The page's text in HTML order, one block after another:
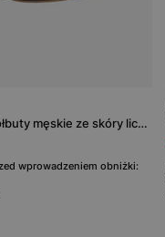
Eleganckie brązowe półbuty męskie ze skóry licowej
wprowadzeniem obniżki: